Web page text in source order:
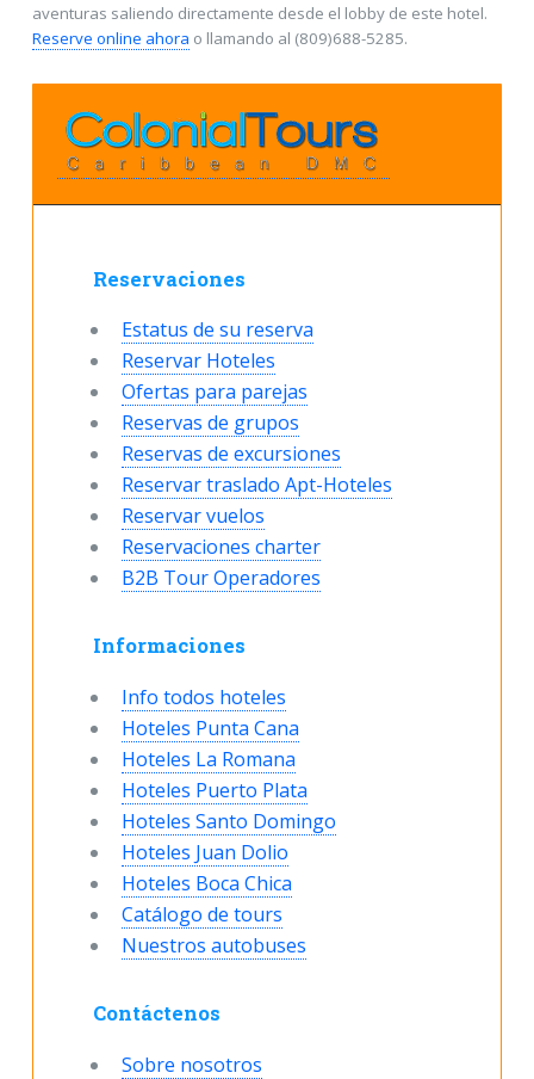
aventuras saliendo directamente desde el lobby de este hotel.
Reserve online ahora o llamando al (809)688-5285.
Reservaciones
Estatus de su reserva
Reservar Hoteles
Ofertas para parejas
Reservas de grupos
Reservas de excursiones
Reservar traslado Apt-Hoteles
Reservar vuelos
Reservaciones charter
B2B Tour Operadores
Informaciones
Info todos hoteles
Hoteles Punta Cana
Hoteles La Romana
Hoteles Puerto Plata
Hoteles Santo Domingo
Hoteles Juan Dolio
Hoteles Boca Chica
Catálogo de tours
Nuestros autobuses
Contáctenos
Sobre nosotros